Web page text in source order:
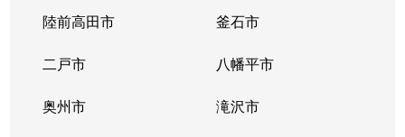
陸前高田市 釜石市
二戸市 八幡平市
奥州市 滝沢市